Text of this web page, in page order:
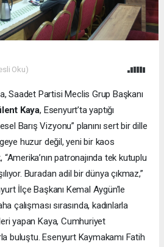
Oku)
Saadet Partisi Meclis Grup Başkanı
Kaya, Esenyurt’ta yaptığı
Barış Vizyonu” planını sert bir dille
huzur değil, yeni bir kaos
patronajında tek kutuplu
Buradan adil bir dünya çıkmaz,”
İlçe Başkanı Kemal Aygün’le
çalışması sırasında, kadınlarla
yapan Kaya, Cumhuriyet
buluştu. Esenyurt Kaymakamı Fatih